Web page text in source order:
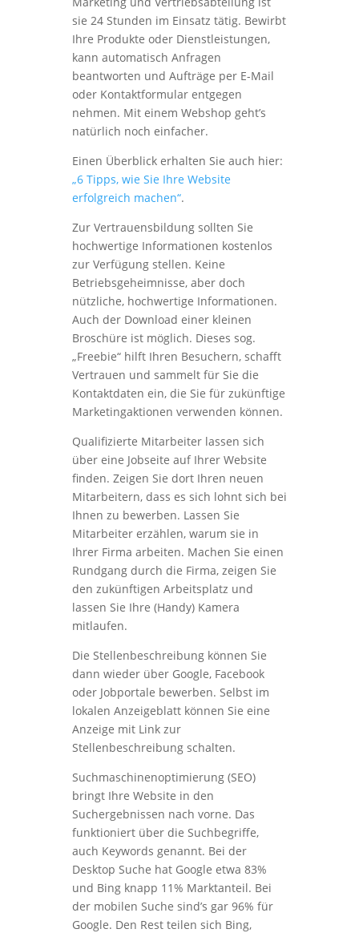
sie 24 Stunden im Einsatz tätig. Bewirbt
Ihre Produkte oder Dienstleistungen,
kann automatisch Anfragen
beantworten und Aufträge per E-Mail
oder Kontaktformular entgegen
nehmen. Mit einem Webshop geht’s
natürlich noch einfacher.
Einen Überblick erhalten Sie auch hier:
„6 Tipps, wie Sie Ihre Website
erfolgreich machen“.
Zur Vertrauensbildung sollten Sie
hochwertige Informationen kostenlos
zur Verfügung stellen. Keine
Betriebsgeheimnisse, aber doch
nützliche, hochwertige Informationen.
Auch der Download einer kleinen
Broschüre ist möglich. Dieses sog.
„Freebie“ hilft Ihren Besuchern, schafft
Vertrauen und sammelt für Sie die
Kontaktdaten ein, die Sie für zukünftige
Marketingaktionen verwenden können.
Qualifizierte Mitarbeiter lassen sich
über eine Jobseite auf Ihrer Website
finden. Zeigen Sie dort Ihren neuen
Mitarbeitern, dass es sich lohnt sich bei
Ihnen zu bewerben. Lassen Sie
Mitarbeiter erzählen, warum sie in
Ihrer Firma arbeiten. Machen Sie einen
Rundgang durch die Firma, zeigen Sie
den zukünftigen Arbeitsplatz und
lassen Sie Ihre (Handy) Kamera
mitlaufen.
Die Stellenbeschreibung können Sie
dann wieder über Google, Facebook
oder Jobportale bewerben. Selbst im
lokalen Anzeigeblatt können Sie eine
Anzeige mit Link zur
Stellenbeschreibung schalten.
Suchmaschinenoptimierung (SEO)
bringt Ihre Website in den
Suchergebnissen nach vorne. Das
funktioniert über die Suchbegriffe,
auch Keywords genannt. Bei der
Desktop Suche hat Google etwa 83%
und Bing knapp 11% Marktanteil. Bei
der mobilen Suche sind’s gar 96% für
Google. Den Rest teilen sich Bing,